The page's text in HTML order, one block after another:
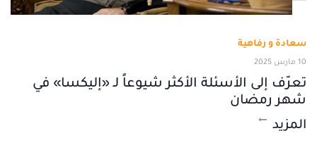
سعادة و رفاهية
10 مارس 2025
تعرّف إلى الأسئلة الأكثر شيوعاً لـ «إليكسا» في
شهر رمضان
المزيد